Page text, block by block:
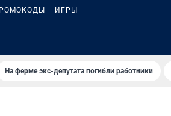
ИГРЫ
На ферме экс-депутата погибли работники